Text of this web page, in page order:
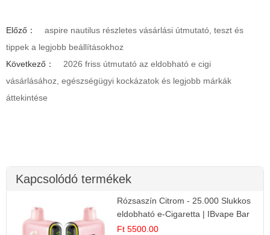
Előző：
aspire nautilus részletes vásárlási útmutató, teszt és
tippek a legjobb beállításokhoz
Következő：
2026 friss útmutató az eldobható e cigi
vásárlásához, egészségügyi kockázatok és legjobb márkák
áttekintése
Kapcsolódó termékek
Rózsaszín Citrom - 25.000 Slukkos
eldobható e-Cigaretta | IBvape Bar
Ft 5500.00